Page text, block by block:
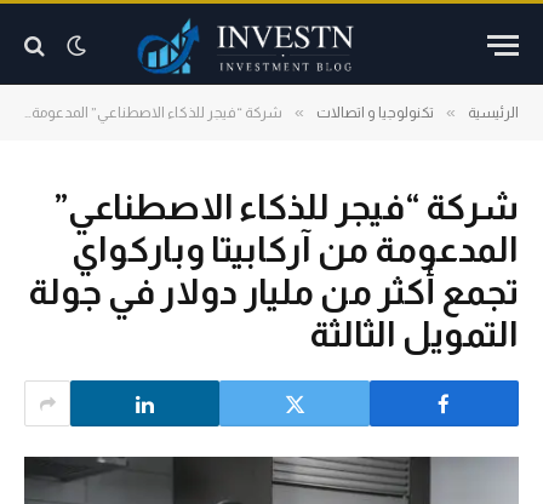
الرئيسية » تكنولوجيا و اتصالات » شركة “فيجر للذكاء الاصطناعي” المدعومة من آركابيتا وباركواي تجمع أكثر من مليار دولار في جولة التمويل الثالثة
شركة “فيجر للذكاء الاصطناعي”
المدعومة من آركابيتا وباركواي
تجمع أكثر من مليار دولار في جولة
التمويل الثالثة